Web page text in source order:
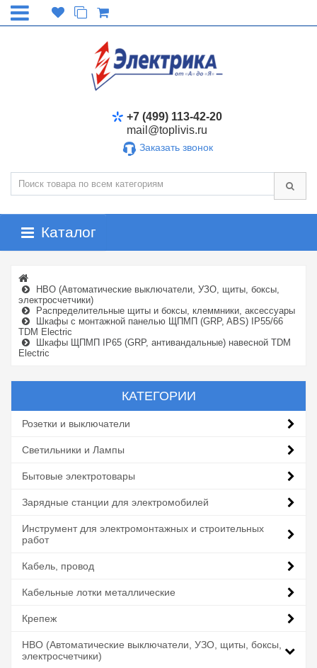
+7 (499) 113-42-20
mail@toplivis.ru
Заказать звонок
Каталог
НВО (Автоматические выключатели, УЗО, щиты, боксы,
электросчетчики)
Распределительные щиты и боксы, клеммники, аксессуары
Шкафы с монтажной панелью ЩПМП (GRP, ABS) IP55/66
TDM Electric
Шкафы ЩПМП IP65 (GRP, антивандальные) навесной TDM
Electric
КАТЕГОРИИ
Розетки и выключатели
Светильники и Лампы
Бытовые электротовары
Зарядные станции для электромобилей
Инструмент для электромонтажных и строительных
работ
Кабель, провод
Кабельные лотки металлические
Крепеж
НВО (Автоматические выключатели, УЗО, щиты, боксы,
электросчетчики)